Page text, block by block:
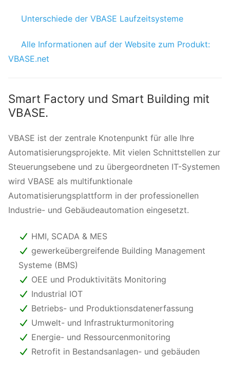
Unterschiede der VBASE Laufzeitsysteme
Alle Informationen auf der Website zum Produkt:
VBASE.net
Smart Factory und Smart Building mit
VBASE.
VBASE ist der zentrale Knotenpunkt für alle Ihre
Automatisierungsprojekte. Mit vielen Schnittstellen zur
Steuerungsebene und zu übergeordneten IT-Systemen
wird VBASE als multifunktionale
Automatisierungsplattform in der professionellen
Industrie- und Gebäudeautomation eingesetzt.
HMI, SCADA & MES
gewerkeübergreifende Building Management
Systeme (BMS)
OEE und Produktivitäts Monitoring
Industrial IOT
Betriebs- und Produktionsdatenerfassung
Umwelt- und Infrastrukturmonitoring
Energie- und Ressourcenmonitoring
Retrofit in Bestandsanlagen- und gebäuden